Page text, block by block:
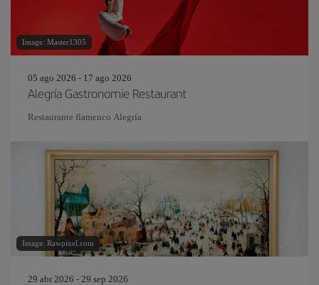
Image: Master1305
05 ago 2026 - 17 ago 2026
Alegría Gastronomie Restaurant
Restaurante flamenco Alegría
Image: Rawpixel.com
29 abr 2026 - 29 sep 2026